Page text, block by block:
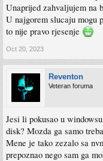
Unaprijed zahvaljujem na
U najgorem slucaju mogu
to nije pravo rjesenje
Oct 20, 2023
Reventon
Veteran foruma
Jesi li pokusao u
disk? Mozda ga samo
Mene je tako zezalo sa
prepoznao nego sam ga